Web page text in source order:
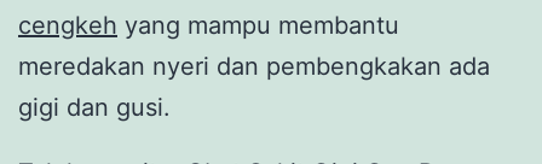
cengkeh yang mampu membantu
meredakan nyeri dan pembengkakan ada
gigi dan gusi.